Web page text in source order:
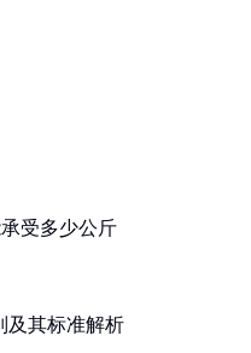
受多少公斤
及其标准解析